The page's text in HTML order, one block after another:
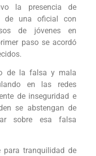
la presencia de
de una oficial con
de jóvenes en
paso se acordó
de la falsa y mala
en las redes
de inseguridad e
se abstengan de
sobre esa falsa
para tranquilidad de